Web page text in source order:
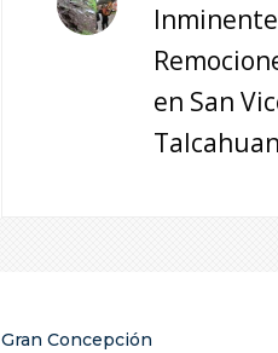
en San
Gran Concepción